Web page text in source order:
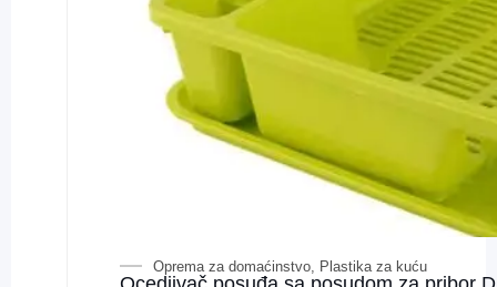
Oprema za domaćinstvo, Plastika za kuću